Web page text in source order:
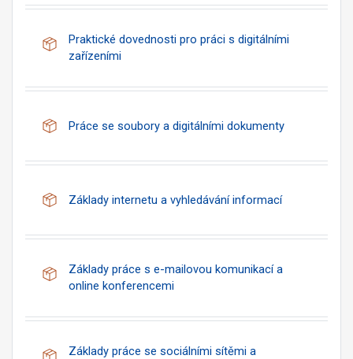
Praktické dovednosti pro práci s digitálními
zařízenímiBalíček SCORM
Práce se soubory a digitálními dokumentyBalíček
Základy internetu a vyhledávání informacíBalíček
Základy práce s e-mailovou komunikací a
online konferencemiBalíček SCORM
Základy práce se sociálními sítěmi a